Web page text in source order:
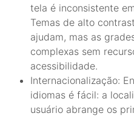
tela é inconsistente
Temas de alto
ajudam, mas as
complexas sem
acessibilidade.
Internacionalização:
idiomas é fácil: a
usuário abrange os